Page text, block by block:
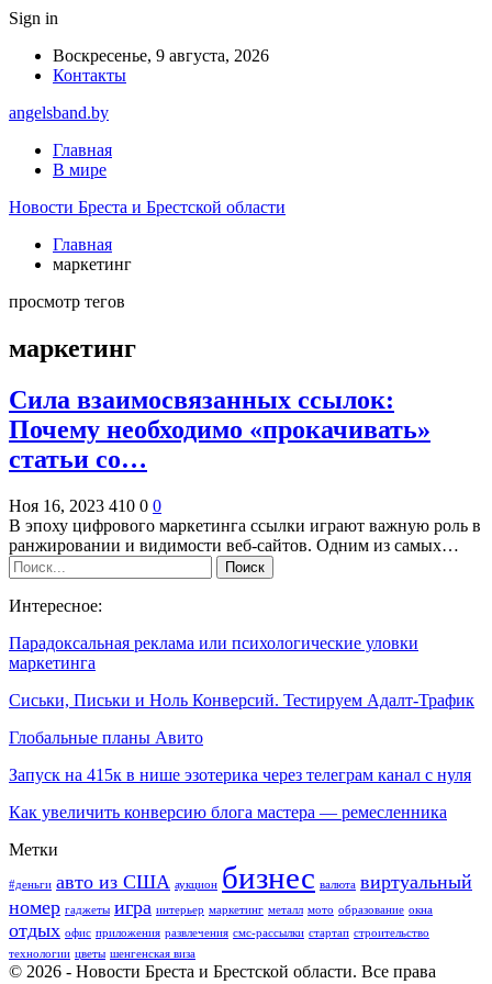
Sign in
Воскресенье, 9 августа, 2026
Контакты
angelsband.by
Главная
В мире
Новости Бреста и Брестской области
Главная
маркетинг
просмотр тегов
маркетинг
Сила взаимосвязанных ссылок:
Почему необходимо «прокачивать»
статьи со…
Ноя 16, 2023 410 0 0
В эпоху цифрового маркетинга ссылки играют важную роль в
ранжировании и видимости веб-сайтов. Одним из самых…
Интересное:
Парадоксальная реклама или психологические уловки
маркетинга
Сиськи, Письки и Ноль Конверсий. Тестируем Адалт-Трафик
Глобальные планы Авито
Запуск на 415к в нише эзотерика через телеграм канал с нуля
Как увеличить конверсию блога мастера — ремесленника
Метки
#деньги авто из США аукцион бизнес валюта виртуальный
номер гаджеты игра интерьер маркетинг металл мото образование окна
отдых офис приложения развлечения смс-рассылки стартап строительство
технологии цветы шенгенская виза
© 2026 - Новости Бреста и Брестской области. Все права